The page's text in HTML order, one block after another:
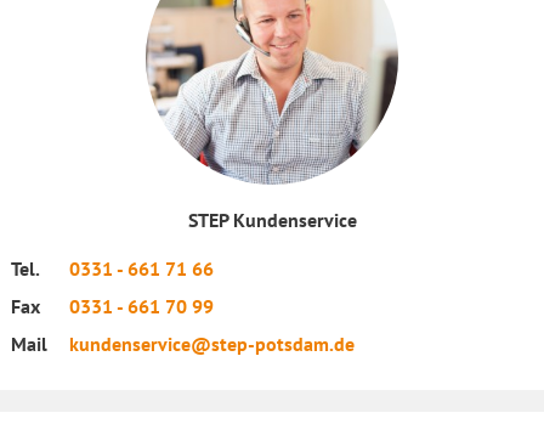
STEP Kundenservice
Tel.
0331 - 661 71 66
Fax
0331 - 661 70 99
Mail
kundenservice@step-potsdam.de